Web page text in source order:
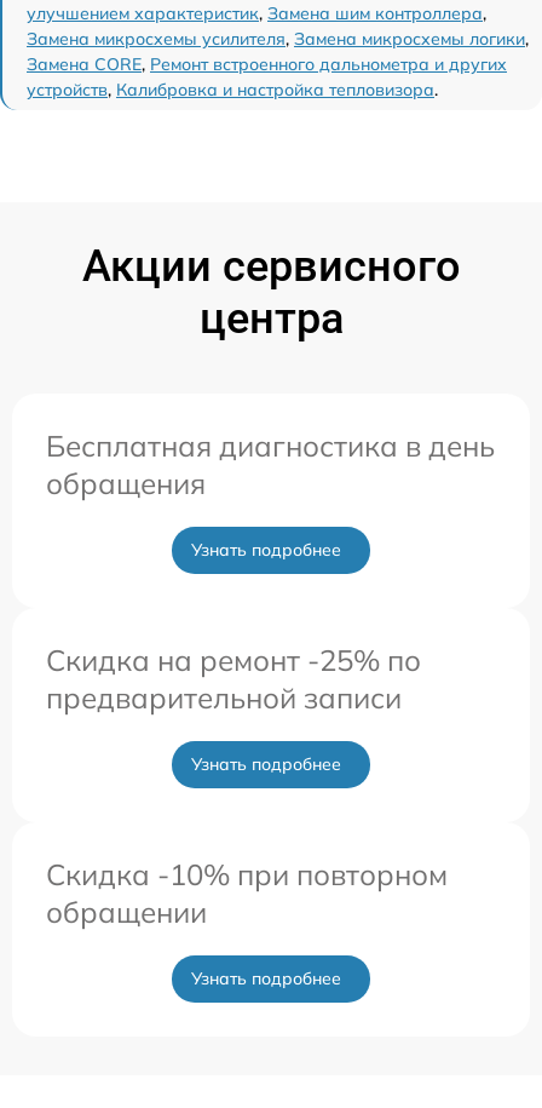
улучшением характеристик, Замена шим контроллера,
Замена микросхемы усилителя, Замена микросхемы логики,
Замена CORE, Ремонт встроенного дальнометра и других
устройств, Калибровка и настройка тепловизора.
Акции сервисного
центра
Бесплатная диагностика в день
обращения
Узнать подробнее
Скидка на ремонт -25% по
предварительной записи
Узнать подробнее
Скидка -10% при повторном
обращении
Узнать подробнее